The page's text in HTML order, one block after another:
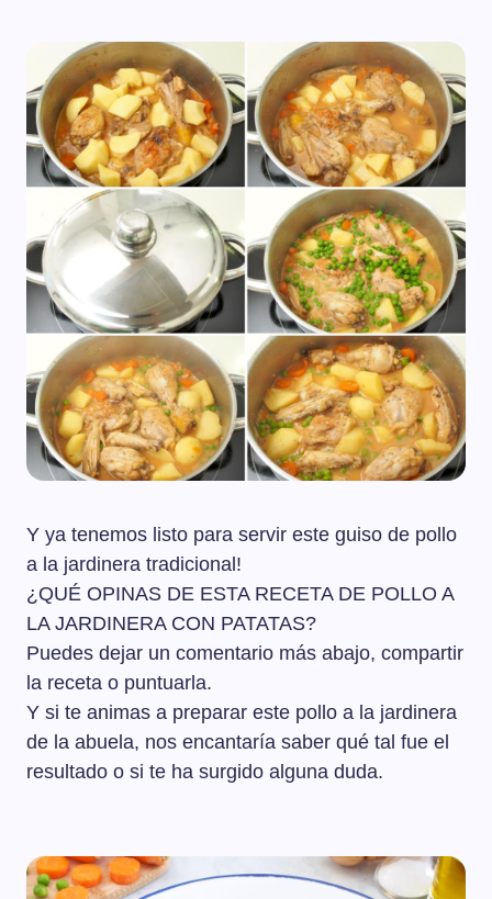
Y ya tenemos listo para servir este guiso de pollo
a la jardinera tradicional!
¿QUÉ OPINAS DE ESTA RECETA DE POLLO A
LA JARDINERA CON PATATAS?
Puedes dejar un comentario más abajo, compartir
la receta o puntuarla.
Y si te animas a preparar este pollo a la jardinera
de la abuela, nos encantaría saber qué tal fue el
resultado o si te ha surgido alguna duda.